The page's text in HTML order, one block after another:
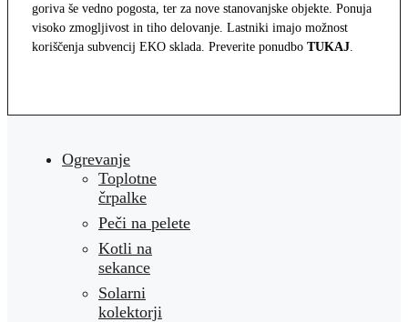
goriva še vedno pogosta, ter za nove stanovanjske objekte. Ponuja
visoko zmogljivost in tiho delovanje. Lastniki imajo možnost
koriščenja subvencij EKO sklada. Preverite ponudbo TUKAJ
Ogrevanje
Toplotne
črpalke
Peči na pelete
Kotli na
sekance
Solarni
kolektorji